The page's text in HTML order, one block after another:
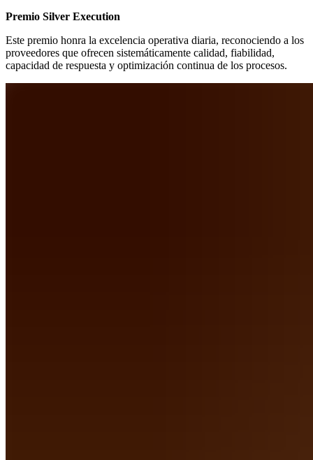
Premio Silver Execution
Este premio honra la excelencia operativa diaria, reconociendo a los
proveedores que ofrecen sistemáticamente calidad, fiabilidad,
capacidad de respuesta y optimización continua de los procesos.